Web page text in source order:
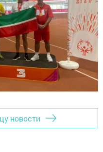
новости